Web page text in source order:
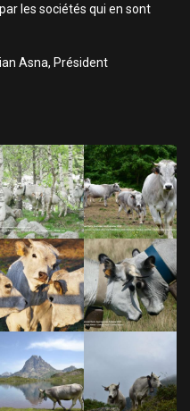
les sociétés qui en sont
Asna, Président